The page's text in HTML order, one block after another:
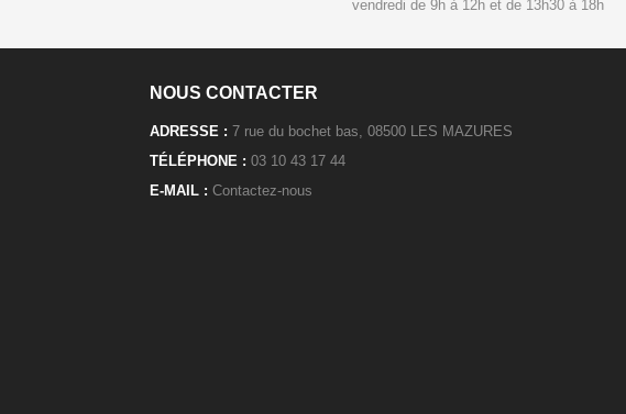
vendredi de 9h à 12h et de 13h30 à 18h
NOUS CONTACTER
ADRESSE : 7 rue du bochet bas, 08500 LES MAZURES
TÉLÉPHONE : 03 10 43 17 44
E-MAIL : Contactez-nous